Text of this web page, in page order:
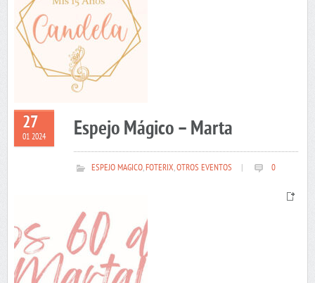
27
01 2024 Espejo Mágico – Marta
ESPEJO MAGICO,FOTERIX,OTROS EVENTOS 0